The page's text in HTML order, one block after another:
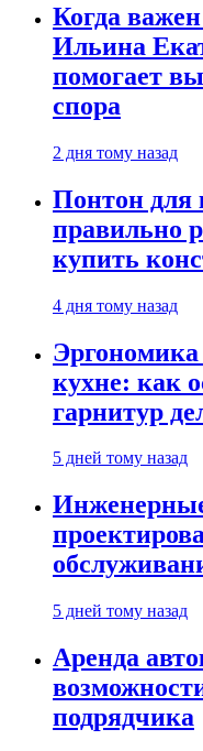
Когда
Ильина
помогает
спора
2 дня тому назад
Понтон для
правильно
купить
4 дня тому назад
кухне: как
гарнитур
5 дней тому назад
5 дней тому назад
Аренда
подрядчика